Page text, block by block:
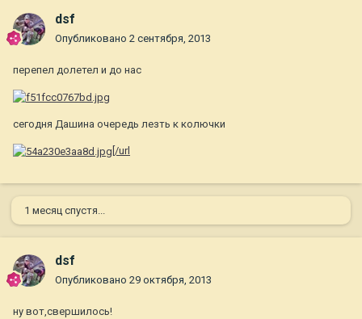
dsf
Опубликовано 2 сентября, 2013
перепел долетел и до нас
сегодня Дашина очередь лезть к колючки
[/url
1 месяц спустя...
dsf
Опубликовано 29 октября, 2013
ну вот,свершилось!